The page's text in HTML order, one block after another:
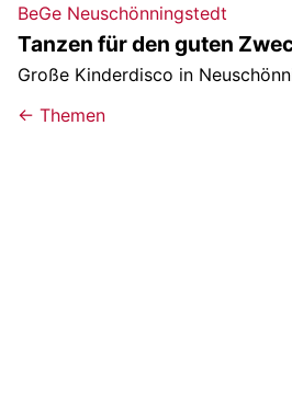
BeGe Neuschönningstedt
Tanzen für den guten
Große Kinderdisco in
← Themen